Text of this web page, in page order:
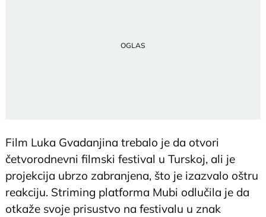
Film Luka Gvadanjina trebalo je da otvori
četvorodnevni filmski festival u Turskoj, ali je
projekcija ubrzo zabranjena, što je izazvalo oštru
reakciju. Striming platforma Mubi odlučila je da
otkaže svoje prisustvo na festivalu u znak